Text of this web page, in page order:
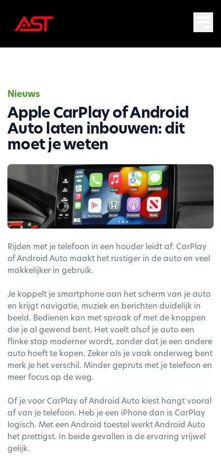
Nieuws
Apple CarPlay of Android
Auto laten inbouwen: dit
moet je weten
Rijden met je telefoon in een houder leidt af. CarPlay
of Android Auto maakt het rustiger in de auto en veel
makkelijker in gebruik.
Je koppelt je smartphone aan het scherm van je auto
en krijgt navigatie, muziek en berichten duidelijk in
beeld. Bedienen kan met spraak of met de knoppen
die je al gewend bent. Het voelt alsof je auto een
flinke stap moderner wordt, zonder dat je een andere
auto hoeft te kopen. Zeker als je vaak onderweg bent
merk je het verschil. Minder gepruts met je telefoon en
meer focus op de weg.
Of je voor CarPlay of Android Auto kiest hangt vooral
af van je telefoon. Heb je een iPhone dan is CarPlay
logisch. Met een Android toestel werkt Android Auto
het prettigst. In beide gevallen is de ervaring vrijwel
gelijk.